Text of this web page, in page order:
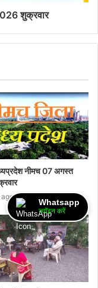
शुक्रवार
नीमच 07 अगस्त
ago
Whatsapp
ज्वॉइन करें